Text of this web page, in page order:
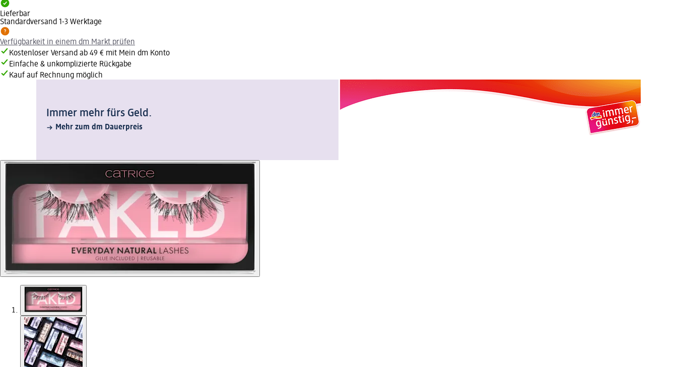
Lieferbar
Standardversand 1-3 Werktage
Verfügbarkeit in einem dm Markt prüfen
Kostenloser Versand ab 49 € mit Mein dm Konto
Einfache & unkomplizierte Rückgabe
Kauf auf Rechnung möglich
Immer mehr fürs Geld.
Mehr zum dm Dauerpreis